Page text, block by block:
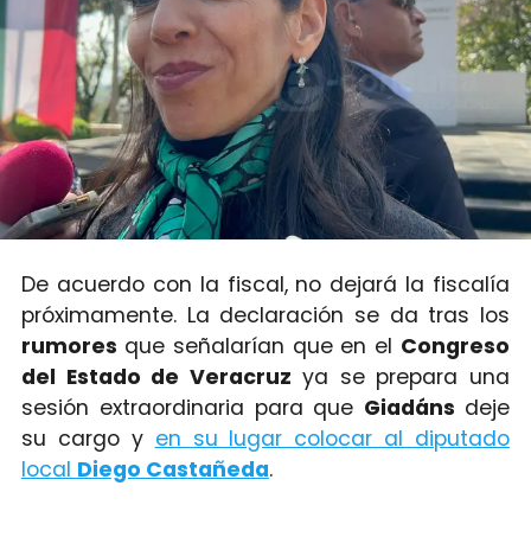
De acuerdo con la fiscal, no dejará la fiscalía
próximamente. La declaración se da tras los
rumores que señalarían que en el Congreso
del Estado de Veracruz ya se prepara una
sesión extraordinaria para que Giadáns deje
su cargo y en su lugar colocar al diputado
local Diego Castañeda.